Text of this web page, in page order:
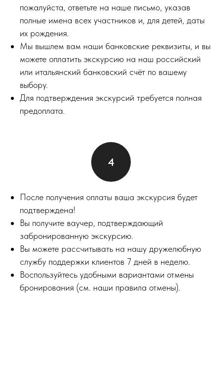
пожалуйста, ответьте на наше письмо, указав
полные имена всех участников и, для детей, даты
их рождения.
Мы вышлем вам наши банковские реквизиты, и вы
можете оплатить экскурсию на наш российский
или итальянский банковский счёт по вашему
выбору.
Для подтверждения экскурсий требуется полная
предоплата.
После получения оплаты ваша экскурсия будет
подтверждена!
Вы получите ваучер, подтверждающий
забронированную экскурсию.
Вы можете рассчитывать на нашу дружелюбную
службу поддержки клиентов 7 дней в неделю.
Воспользуйтесь удобными вариантами отмены
бронирования (см. наши правила отмены).